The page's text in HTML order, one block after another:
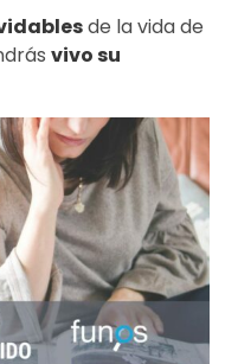
de la vida de
vivo su